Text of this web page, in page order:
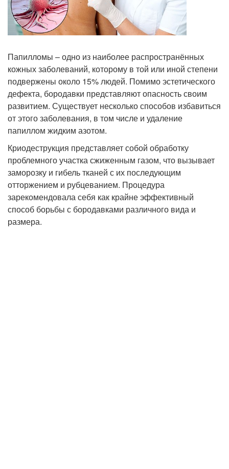
Папилломы – одно из наиболее распространённых
кожных заболеваний, которому в той или иной степени
подвержены около 15% людей. Помимо эстетического
дефекта, бородавки представляют опасность своим
развитием. Существует несколько способов избавиться
от этого заболевания, в том числе и удаление
папиллом жидким азотом.
Криодеструкция представляет собой обработку
проблемного участка сжиженным газом, что вызывает
заморозку и гибель тканей с их последующим
отторжением и рубцеванием. Процедура
зарекомендовала себя как крайне эффективный
способ борьбы с бородавками различного вида и
размера.